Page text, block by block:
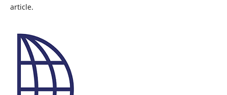
article.